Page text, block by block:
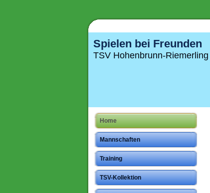
Spielen bei Freunden
TSV Hohenbrunn-Riemerling
Home
Mannschaften
Training
TSV-Kollektion